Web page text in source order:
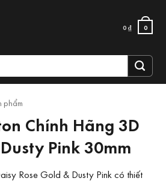
0₫ 0
phẩm
Chính Hãng 3D
Pink 30mm
Rose Gold & Dusty Pink có thiết